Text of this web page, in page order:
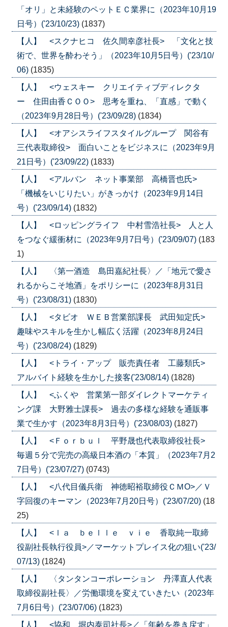
「オリ」と未経験のペットＥＣ業界に（2023年10月19
日号）('23/10/23) (1837)
【人】 <スクナヒコ 佐久間幸彦社長> 「文化と技
術で、世界を酔わそう」（2023年10月5日号）('23/10/
06) (1835)
【人】 <ウェスキー クリエイティブディレクタ
ー 住田由香ＣＯＯ> 思考を重ね、「直感」で動く
（2023年9月28日号）('23/09/28) (1834)
【人】 <オアシスライフスタイルグループ 関谷有
三代表取締役> 面白いことをビジネスに（2023年9月
21日号）('23/09/22) (1833)
【人】 <アルバン ネット事業部 高橋晋也氏>
「機械をいじりたい」がきっかけ（2023年9月14日
号）('23/09/14) (1832)
【人】 <ロッピングライフ 中村雪浩社長> 人と人
をつなぐ緩衝材に（2023年9月7日号）('23/09/07) (183
1)
【人】 〈第一酒造 島田嘉紀社長〉／「地元で愛さ
れるからこそ地酒」をポリシーに（2023年8月31日
号）('23/08/31) (1830)
【人】 <タビオ ＷＥＢ営業部課長 武田知定氏>
趣味やスキルを生かし幅広く活躍（2023年8月24日
号）('23/08/24) (1829)
【人】 <トライ・アップ 販売責任者 工藤類氏>
アルバイト経験を生かした接客('23/08/14) (1828)
【人】 <ふくや 営業第一部ダイレクトマーケティ
ング課 大野雅士課長> 過去の多様な経験を通販事
業で生かす（2023年8月3日号）('23/08/03) (1827)
【人】 <Ｆｏｒｂｕｌ 平野晟也代表取締役社長>
毎週５分で完売の高級日本酒の「本質」（2023年7月2
7日号）('23/07/27) (0743)
【人】 <八代目儀兵衛 神徳昭裕取締役ＣＭО>／Ｖ
字回復のキーマン（2023年7月20日号）('23/07/20) (18
25)
【人】 <ｌａ ｂｅｌｌｅ ｖｉｅ 香取純一取締
役副社長執行役員>／マーケットプレイス化の狙い('23/
07/13) (1824)
【人】 〈タンタンコーポレーション 丹澤直人代表
取締役副社長〉／労働環境を変えていきたい（2023年
7月6日号）('23/07/06) (1823)
【人】 <協和 堀内泰司社長>／「年齢を巻き戻す」